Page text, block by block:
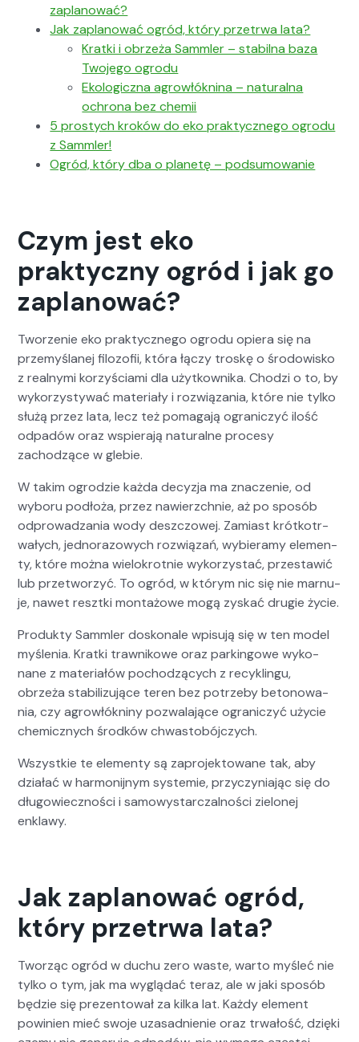
zaplanować?
Jak zaplanować ogród, który przetr­wa lata?
Krat­ki i obrzeża Samm­ler – sta­bil­na baza
Two­jego ogro­du
Eko­log­icz­na agrowłókn­i­na – nat­u­ral­na
ochrona bez chemii
5 prostych kroków do eko prak­ty­cznego ogro­du
z Samm­ler!
Ogród, który dba o plan­etę – pod­sumowanie
Czym jest eko
praktyczny ogród i jak go
zaplanować?
Tworze­nie eko prak­ty­cznego ogro­du opiera się na
prze­myślanej filo­zofii, która łączy troskę o środowisko
z real­ny­mi korzyś­ci­a­mi dla użytkown­i­ka. Chodzi o to, by
wyko­rzysty­wać mate­ri­ały i rozwiąza­nia, które nie tylko
służą przez lata, lecz też poma­ga­ją ograniczyć ilość
odpadów oraz wspier­a­ją nat­u­ralne pro­cesy
zachodzące w glebie.
W takim ogrodzie każ­da decyz­ja ma znacze­nie, od
wyboru podłoża, przez naw­ierzch­nie, aż po sposób
odprowadza­nia wody deszc­zowej. Zami­ast krótkotr­
wałych, jed­no­ra­zowych rozwiązań, wybier­amy ele­men­
ty, które moż­na wielokrot­nie wyko­rzys­tać, przestaw­ić
lub przetworzyć. To ogród, w którym nic się nie mar­nu­
je, nawet reszt­ki mon­tażowe mogą zyskać drugie życie.
Pro­duk­ty Samm­ler doskonale wpisu­ją się w ten mod­el
myśle­nia. Krat­ki trawnikowe oraz parkingowe wyko­
nane z mate­ri­ałów pochodzą­cych z recyk­lin­gu,
obrzeża sta­bi­lizu­jące teren bez potrze­by betonowa­
nia, czy agrowłókniny pozwala­jące ograniczyć uży­cie
chemicznych środ­ków chwasto­bójczych.
Wszys­tkie te ele­men­ty są zapro­jek­towane tak, aby
dzi­ałać w har­moni­jnym sys­temie, przy­czy­ni­a­jąc się do
dłu­gowiecznoś­ci i samowystar­czal­noś­ci zielonej
enklawy.
Jak zaplanować ogród,
który przetrwa lata?
Tworząc ogród w duchu zero waste, warto myśleć nie
tylko o tym, jak ma wyglą­dać ter­az, ale w jaki sposób
będzie się prezen­tował za kil­ka lat. Każdy ele­ment
powinien mieć swo­je uza­sad­nie­nie oraz trwałość, dzię­ki